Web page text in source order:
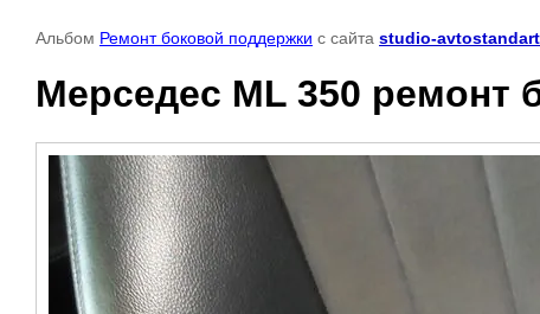
Альбом Ремонт боковой поддержки с сайта studio-
Мерседес ML 350 ремонт